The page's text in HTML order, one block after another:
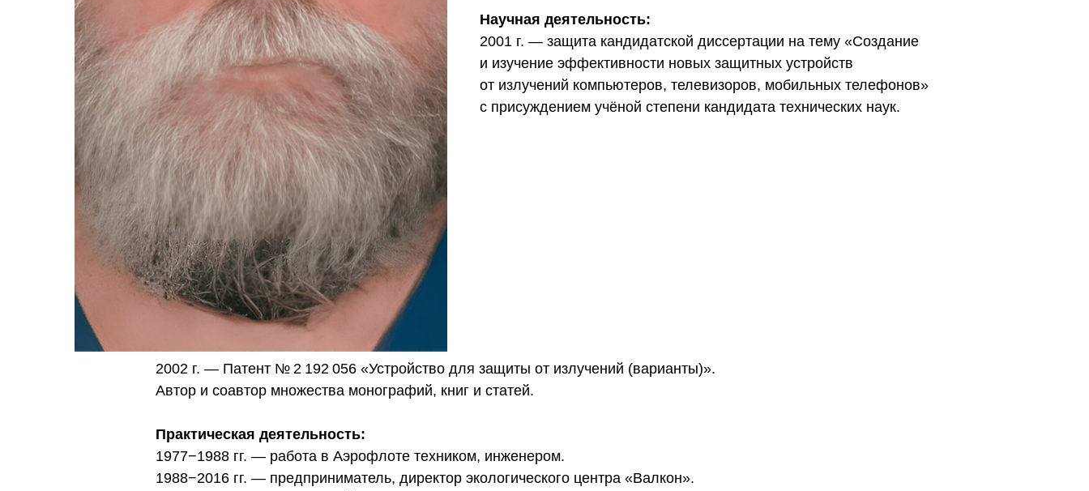
Научная деятельность:
2001 г. — защита кандидатской диссертации на тему «Создание
и изучение эффективности новых защитных устройств
от излучений компьютеров, телевизоров, мобильных телефонов»
с присуждением учёной степени кандидата технических наук.
2002 г. — Патент № 2 192 056 «Устройство для защиты от излучений (варианты)».
Автор и соавтор множества монографий, книг и статей.
Практическая деятельность:
1977−1988 гг. — работа в Аэрофлоте техником, инженером.
1988−2016 гг. — предприниматель, директор экологического центра «Валкон».